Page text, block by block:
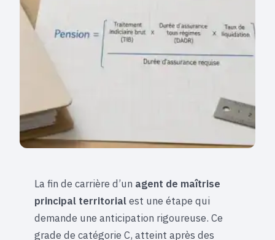
La fin de carrière d’un agent de maîtrise
principal territorialest une étape qui
demande une anticipation rigoureuse. Ce
grade de catégorie C, atteint après des